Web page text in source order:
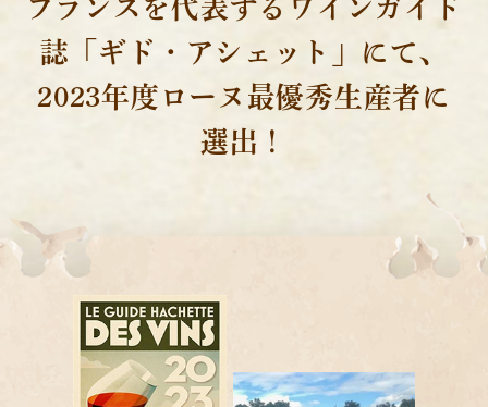
フランスを代表するワインガイド
誌「ギド・アシェット」にて、
2023年度ローヌ最優秀生産者に
選出！